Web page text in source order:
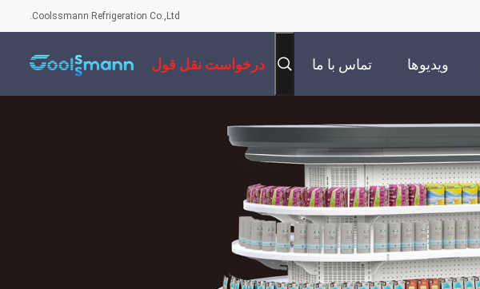
Coolssmann Refrigeration Co.,Ltd.
ویدیوها تماس با ما درخواست نقل قول